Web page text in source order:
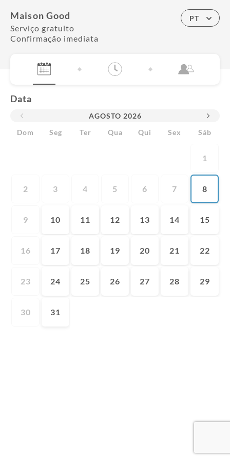
Maison Good
Serviço gratuito
Confirmação imediata
PT
Data
AGOSTO 2026
Dom
Seg Ter Qua Qui Sex Sáb
1
2 3 4 5 6 7 8
9 10 11 12 13 14 15
16 17 18 19 20 21 22
23 24 25 26 27 28 29
30 31